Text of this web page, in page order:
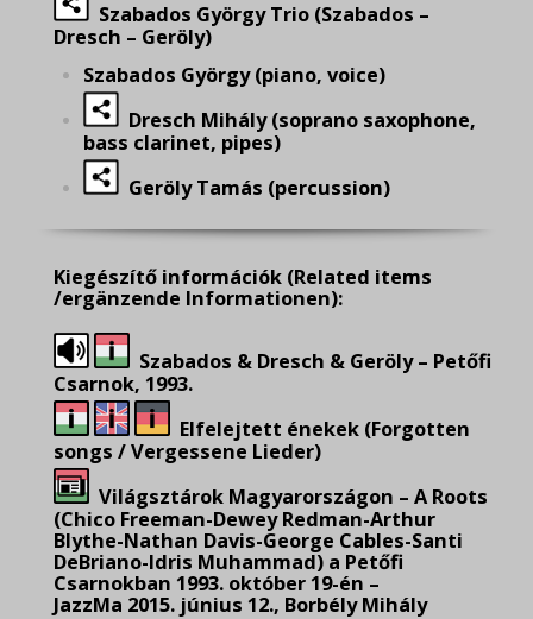
Szabados György Trio (Szabados –
Dresch – Geröly)
Szabados György (piano, voice)
Dresch Mihály (soprano saxophone,
bass clarinet, pipes)
Geröly Tamás (percussion)
Kiegészítő információk (Related items
/ergänzende Informationen):
Szabados & Dresch & Geröly – Petőfi
Csarnok, 1993.
Elfelejtett énekek (Forgotten
songs / Vergessene Lieder)
Világsztárok Magyarországon – A Roots
(Chico Freeman-Dewey Redman-Arthur
Blythe-Nathan Davis-George Cables-Santi
DeBriano-Idris Muhammad) a Petőfi
Csarnokban 1993. október 19-én –
JazzMa 2015. június 12., Borbély Mihály